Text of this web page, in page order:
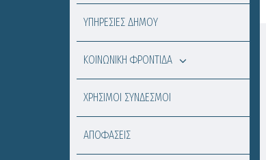
ΥΠΗΡΕΣΙΕΣ ΔΗΜΟΥ
ΚΟΙΝΩΝΙΚΗ ΦΡΟΝΤΙΔΑ
ΧΡΗΣΙΜΟΙ ΣΥΝΔΕΣΜΟΙ
ΑΠΟΦΑΣΕΙΣ